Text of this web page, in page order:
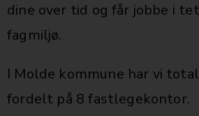
dine over tid og får jobbe i
fagmiljø.
I Molde kommune har vi
fordelt på 8 fastlegekontor.